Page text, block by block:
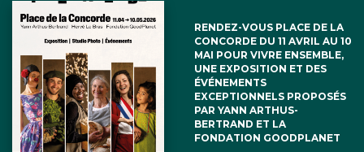
RENDEZ-VOUS PLACE DE LA
CONCORDE DU 11 AVRIL AU 10
MAI POUR VIVRE ENSEMBLE,
UNE EXPOSITION ET DES
ÉVÉNEMENTS
EXCEPTIONNELS PROPOSÉS
PAR YANN ARTHUS-
BERTRAND ET LA
FONDATION GOODPLANET